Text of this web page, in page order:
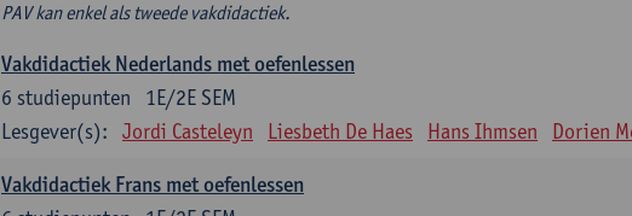
PAV kan enkel als tweede vakdidactiek.
Vakdidactiek Nederlands met oefenlessen
1E/2E SEM
6 studiepunten
Lesgever(s):
Jordi Casteleyn Liesbeth De Haes Hans Ihmsen Dorien
Vakdidactiek Frans met oefenlessen